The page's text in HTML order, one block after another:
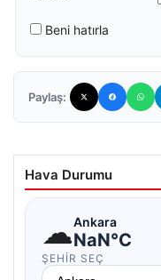
Beni hatırla
Paylaş:
Hava Durumu
☁Ankara
NaN°C
ŞEHIR SEÇ